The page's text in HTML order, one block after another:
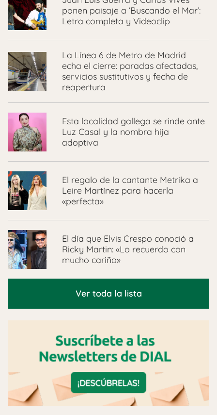
ponen paisaje a ‘Buscando el Mar’:
Letra completa y Videoclip
La Línea 6 de Metro de Madrid
echa el cierre: paradas afectadas,
servicios sustitutivos y fecha de
reapertura
Esta localidad gallega se rinde ante
Luz Casal y la nombra hija
adoptiva
El regalo de la cantante Metrika a
Leire Martínez para hacerla
«perfecta»
El día que Elvis Crespo conoció a
Ricky Martin: «Lo recuerdo con
mucho cariño»
Ver toda la lista